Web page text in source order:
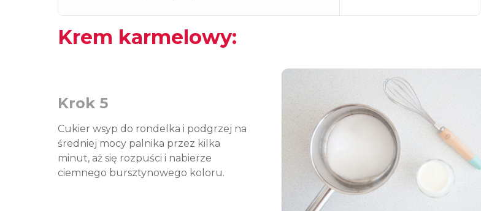
Krem karmelowy:
Krok 5
Cukier wsyp do rondelka i podgrzej na
średniej mocy palnika przez kilka
minut, aż się rozpuści i nabierze
ciemnego bursztynowego koloru.